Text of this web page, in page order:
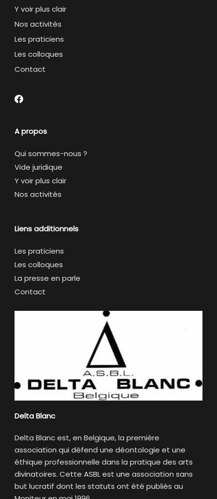
Y voir plus clair
Nos activités
Les praticiens
Les colloques
Contact
A propos
Qui sommes-nous ?
Vide juridique
Y voir plus clair
Nos activités
Liens additionnels
Les praticiens
Les colloques
La presse en parle
Contact
Delta Blanc
Delta Blanc est, en Belgique, la première
association qui défend une déontologie et une
éthique professionnelle dans la pratique des arts
divinatoires. Cette ASBL est une association sans
but lucratif dont les statuts ont été publiés au